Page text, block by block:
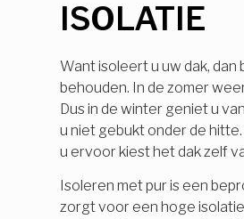
ISOLATIE
Want isoleert u uw dak,
behouden. In de zomer
Dus in de winter geniet u
u niet gebukt onder de
u ervoor kiest het dak zelf
Isoleren met pur is een
zorgt voor een hoge